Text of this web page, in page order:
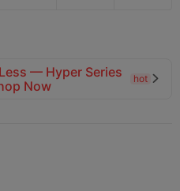
— Hyper Series
Now
hot 